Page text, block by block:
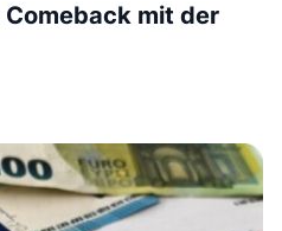
mit der